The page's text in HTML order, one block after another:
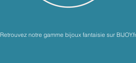
Retrouvez notre gamme bijoux fantaisie sur BIJOY.fr